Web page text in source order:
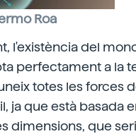
Roa
l'existència del
perfectament a la
totes les forces
ja que està basada
dimensions, que